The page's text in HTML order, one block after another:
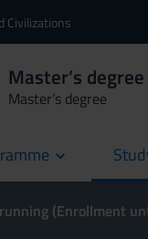
Civilizations
Master’s
Master’s degree
(Enrollment